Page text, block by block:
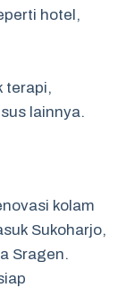
hotel,
terapi,
lainnya.
kolam
Sukoharjo,
Sragen.